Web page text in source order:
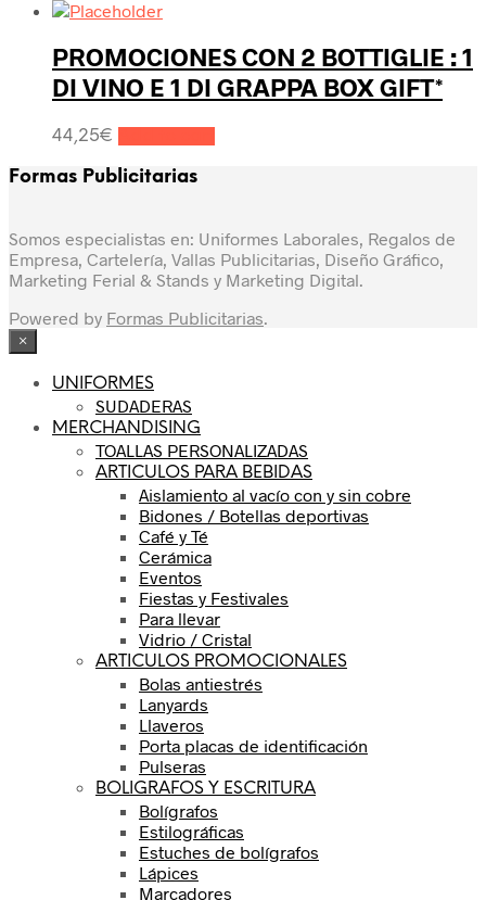
PROMOCIONES CON 2 BOTTIGLIE : 1
DI VINO E 1 DI GRAPPA BOX GIFT*
44,25€
Formas Publicitarias
Somos especialistas en: Uniformes Laborales, Regalos de
Empresa, Cartelería, Vallas Publicitarias, Diseño Gráfico,
Marketing Ferial & Stands y Marketing Digital.
Powered by Formas Publicitarias.
×
UNIFORMES
SUDADERAS
MERCHANDISING
TOALLAS PERSONALIZADAS
ARTICULOS PARA BEBIDAS
Aislamiento al vacío con y sin cobre
Bidones / Botellas deportivas
Café y Té
Cerámica
Eventos
Fiestas y Festivales
Para llevar
Vidrio / Cristal
ARTICULOS PROMOCIONALES
Bolas antiestrés
Lanyards
Llaveros
Porta placas de identificación
Pulseras
BOLIGRAFOS Y ESCRITURA
Bolígrafos
Estilográficas
Estuches de bolígrafos
Lápices
Marcadores